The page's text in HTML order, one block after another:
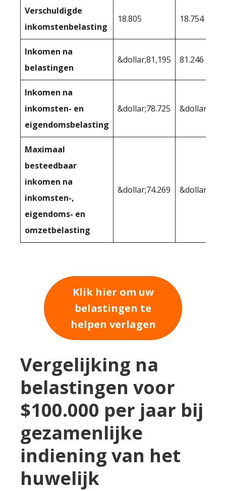
Verschuldigde
inkomstenbelasting
18.805 18.754
Inkomen na
belastingen
&dollar;81,195 81.246
Inkomen na
inkomsten- en
eigendomsbelasting
&dollar;78.725
Maximaal
besteedbaar
inkomen na
inkomsten-,
eigendoms- en
omzetbelasting
&dollar;74.269
Klik hier om uw
belastingen te
helpen verlagen
Vergelijking na
belastingen voor
$100.000 per jaar bij
gezamenlijke
indiening van het
huwelijk